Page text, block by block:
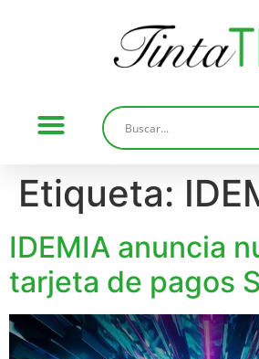
Etiqueta:
IDEMIA anuncia
tarjeta de pagos